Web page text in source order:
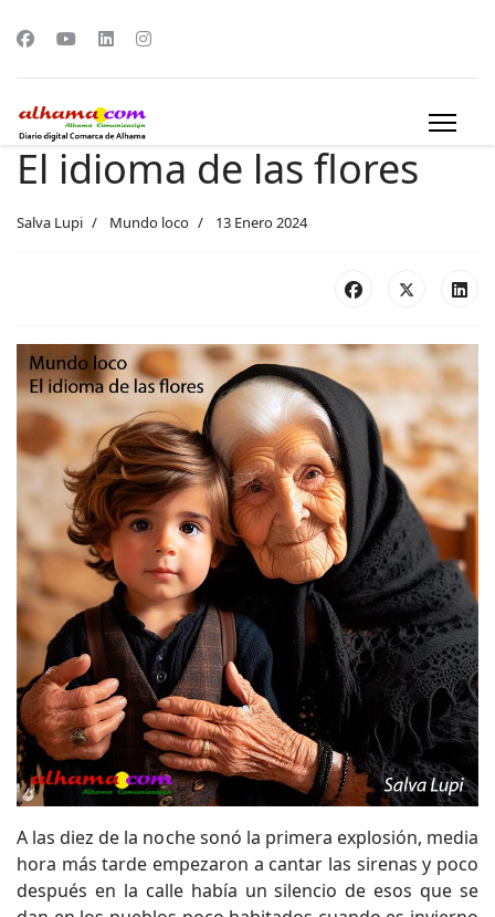
El idioma de las flores
Salva Lupi Mundo loco 13 Enero 2024
A las diez de la noche sonó la primera explosión, media
hora más tarde empezaron a cantar las sirenas y poco
después en la calle había un silencio de esos que se